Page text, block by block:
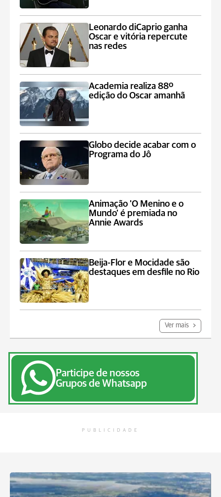
Leonardo diCaprio ganha
Oscar e vitória repercute
nas redes
Academia realiza 88º
edição do Oscar amanhã
Globo decide acabar com o
Programa do Jô
Animação 'O Menino e o
Mundo' é premiada no
Annie Awards
Beija-Flor e Mocidade são
destaques em desfile no Rio
Ver mais
Participe de nossos
Grupos de Whatsapp
PUBLICIDADE